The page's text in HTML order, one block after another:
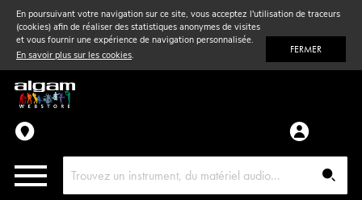
En poursuivant votre navigation sur ce site, vous acceptez l'utilisation de traceurs
(cookies) afin de réaliser des statistiques anonymes de visites
et vous fournir une expérience de navigation personnalisée.
En savoir plus sur les cookies. FERMER
Vent& Violon
Accessoires
Pièces détachées